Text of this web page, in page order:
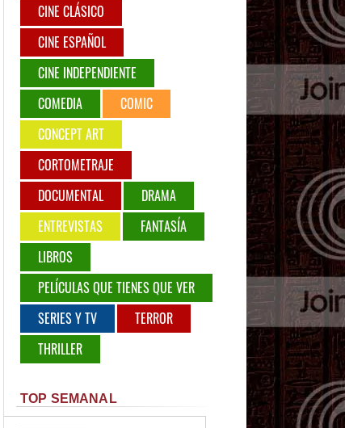
CINE CLÁSICO
CINE ESPAÑOL
CINE INDEPENDIENTE
COMEDIA
COMIC
CONCEPT ART
CORTOMETRAJE
DOCUMENTAL
DRAMA
ENTREVISTAS
FANTASÍA
LIBROS
PELÍCULAS QUE TIENES QUE VER
SERIES Y TV
TERROR
THRILLER
TOP SEMANAL